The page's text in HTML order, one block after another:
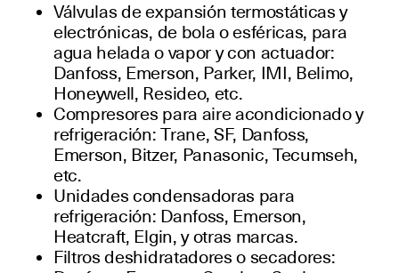
Válvulas de expansión termostáticas y
electrónicas, de bola o esféricas, para
agua helada o vapor y con actuador:
Danfoss, Emerson, Parker, IMI, Belimo,
Honeywell, Resideo, etc.
Compresores para aire acondicionado y
refrigeración: Trane, SF, Danfoss,
Emerson, Bitzer, Panasonic, Tecumseh,
etc.
Unidades condensadoras para
refrigeración: Danfoss, Emerson,
Heatcraft, Elgin, y otras marcas.
Filtros deshidratadores o secadores: